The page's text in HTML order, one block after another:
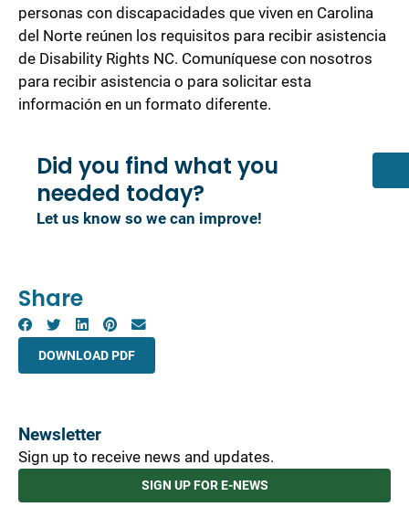
personas con discapacidades que viven en Carolina
del Norte reúnen los requisitos para recibir asistencia
de Disability Rights NC. Comuníquese con nosotros
para recibir asistencia o para solicitar esta
información en un formato diferente.
Did you find what you
needed today?
Let us know so we can improve!
Share
DOWNLOAD PDF
Newsletter
Sign up to receive news and updates.
SIGN UP FOR E-NEWS